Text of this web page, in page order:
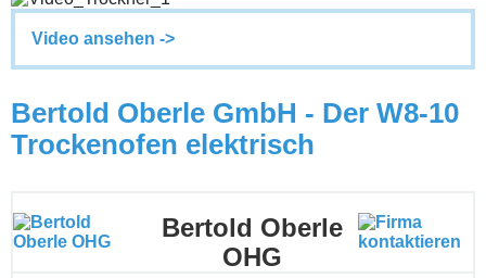
Video ansehen ->
Bertold Oberle GmbH - Der W8-10
Trockenofen elektrisch
Bertold Oberle
OHG